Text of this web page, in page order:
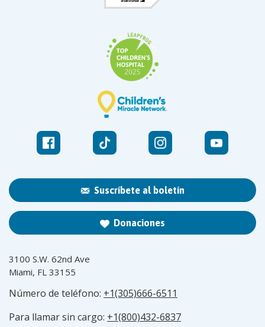
Suscríbete al boletín
Donaciones
3100 S.W. 62nd Ave
Miami, FL 33155
Número de teléfono: +1(305)666-6511
Para llamar sin cargo: +1(800)432-6837